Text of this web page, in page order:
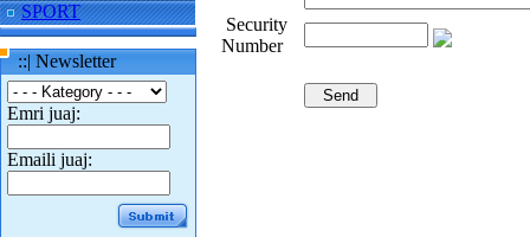
SPORT
::| Newsletter
Emri juaj:
Emaili juaj:
Security
Number